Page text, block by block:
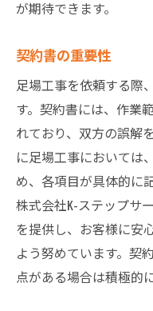
が期待できます。
契約書の重要性
足場工事を依頼する際
す。契約書には、作業
れており、双方の誤解
に足場工事においては
め、各項目が具体的に
株式会社K-ステップサ
を提供し、お客様に安
よう努めています。契
点がある場合は積極的